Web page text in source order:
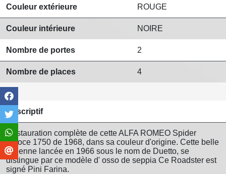
Couleur extérieure ROUGE
Couleur intérieure NOIRE
Nombre de portes 2
Nombre de places 4
Descriptif
Restauration complète de cette ALFA ROMEO Spider
Veloce 1750 de 1968, dans sa couleur d'origine. Cette belle
italienne lancée en 1966 sous le nom de Duetto, se
distingue par ce modèle d' osso de seppia Ce Roadster est
signé Pini Farina.